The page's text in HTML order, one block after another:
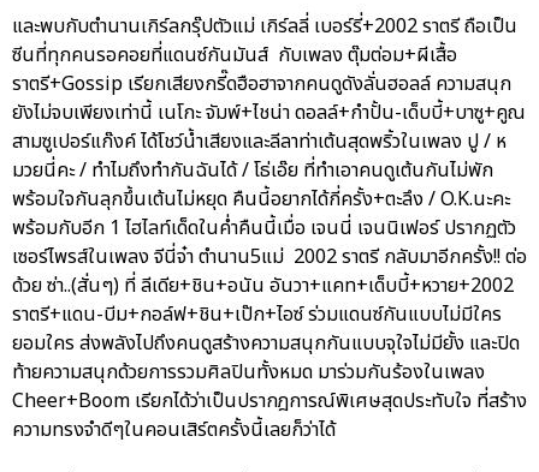
และพบกับตำนานเกิร์ลกรุ๊ปตัวแม่ เกิร์ลลี่ เบอร์รี่+2002 ราตรี ถือเป็น
ซีนที่ทุกคนรอคอยที่แดนซ์กันมันส์ กับเพลง ตุ๊มต่อม+ผีเสื้อ
ราตรี+Gossip เรียกเสียงกรี๊ดฮือฮาจากคนดูดังลั่นฮอลล์ ความสนุก
ยังไม่จบเพียงเท่านี้ เนโกะ จัมพ์+ไชน่า ดอลล์+กำปั้น-เด็บบี้+บาซู+คูณ
สามซูเปอร์แก๊งค์ ได้โชว์น้ำเสียงและลีลาท่าเต้นสุดพริ้วในเพลง ปู / ห
มวยนี่คะ / ทำไมถึงทำกันฉันได้ / โธ่เอ๊ย ที่ทำเอาคนดูเต้นกันไม่พัก
พร้อมใจกันลุกขึ้นเต้นไม่หยุด คืนนี้อยากได้กี่ครั้ง+ตะลึง / O.K.นะคะ
พร้อมกับอีก 1 ไฮไลท์เด็ดในค่ำคืนนี้เมื่อ เจนนี่ เจนนิเฟอร์ ปรากฏตัว
เซอร์ไพรส์ในเพลง จีนี่จ๋า ตำนาน5แม่ 2002 ราตรี กลับมาอีกครั้ง!! ต่อ
ด้วย ซ่า..(สั่นๆ) ที่ ลีเดีย+ชิน+อนัน อันวา+แคท+เด็บบี้+หวาย+2002
ราตรี+แดน-บีม+กอล์ฟ+ชิน+เป๊ก+ไอซ์ ร่วมแดนซ์กันแบบไม่มีใคร
ยอมใคร ส่งพลังไปถึงคนดูสร้างความสนุกกันแบบจุใจไม่มียั้ง และปิด
ท้ายความสนุกด้วยการรวมศิลปินทั้งหมด มาร่วมกันร้องในเพลง
Cheer+Boom เรียกได้ว่าเป็นปรากฎการณ์พิเศษสุดประทับใจ ที่สร้าง
ความทรงจำดีๆในคอนเสิร์ตครั้งนี้เลยก็ว่าได้